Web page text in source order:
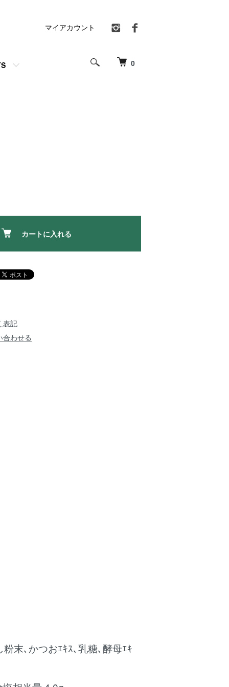
0
マイアカウント
カートに入れる
表記
合わせる
末､かつおｴｷｽ､乳糖､酵母ｴｷ